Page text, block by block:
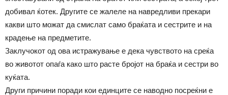
добивал ќотек. Другите се жалеле на навредливи прекари
какви што можат да смислат само браќата и сестрите и на
крадење на предметите.
Заклучокот од ова истражување е дека чувството на среќа
во животот опаѓа како што расте бројот на браќа и сестри во
куќата.
Други причини поради кои единците се наводно посреќни е